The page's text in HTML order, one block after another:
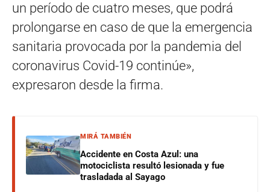
un período de cuatro meses, que podrá
prolongarse en caso de que la emergencia
sanitaria provocada por la pandemia del
coronavirus Covid-19 continúe»,
expresaron desde la firma.
MIRÁ TAMBIÉN
Accidente en Costa Azul: una
motociclista resultó lesionada y fue
trasladada al Sayago